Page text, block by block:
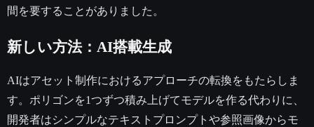
間を要することがありました。
新しい方法：AI搭載生成
AIはアセット制作におけるアプローチの転換をもたらしま
す。ポリゴンを1つずつ積み上げてモデルを作る代わりに、
開発者はシンプルなテキストプロンプトや参照画像からモ